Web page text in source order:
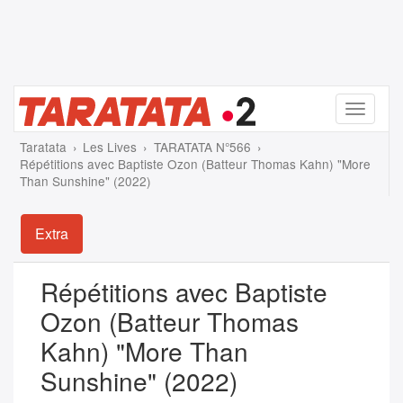
Menu
Taratata Les Lives
TARATATA N°566
Répétitions avec Baptiste Ozon (Batteur Thomas Kahn) "More
Than Sunshine" (2022)
Extra
Répétitions avec Baptiste
Ozon (Batteur Thomas
Kahn) "More Than
Sunshine" (2022)